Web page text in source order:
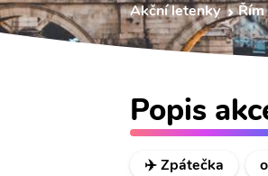
Akční letenky
Popis
✈️ Zpátečka